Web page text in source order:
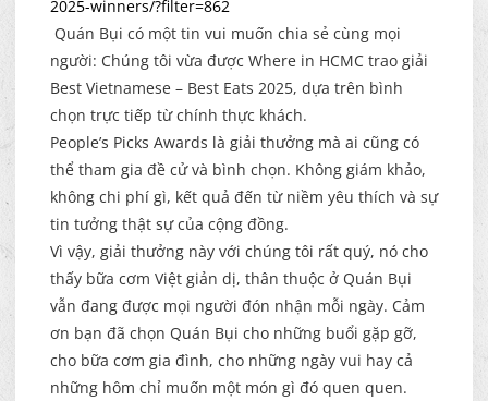
2025-winners/?filter=862
Quán Bụi có một tin vui muốn chia sẻ cùng mọi
người: Chúng tôi vừa được Where in HCMC trao giải
Best Vietnamese – Best Eats 2025, dựa trên bình
chọn trực tiếp từ chính thực khách.
People’s Picks Awards là giải thưởng mà ai cũng có
thể tham gia đề cử và bình chọn. Không giám khảo,
không chi phí gì, kết quả đến từ niềm yêu thích và sự
tin tưởng thật sự của cộng đồng.
Vì vậy, giải thưởng này với chúng tôi rất quý, nó cho
thấy bữa cơm Việt giản dị, thân thuộc ở Quán Bụi
vẫn đang được mọi người đón nhận mỗi ngày. Cảm
ơn bạn đã chọn Quán Bụi cho những buổi gặp gỡ,
cho bữa cơm gia đình, cho những ngày vui hay cả
những hôm chỉ muốn một món gì đó quen quen.